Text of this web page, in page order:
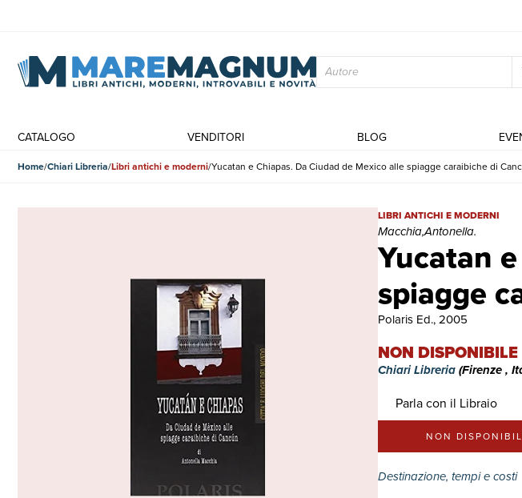
CATALOGO VENDITORI BLOG
Home Chiari Libreria Libri antichi e moderni Yucatan e Chiapas. Da Ciudad de Mexico alle spiagge caraibiche di
Yucatan
spiagge
Yucatan e Chiapas. Da
LIBRI ANTICHI E MODERNI
Macchia,Antonella.
Polaris Ed., 2005
NON DISPONIBILE
Chiari Libreria(Firenze ,
Parla con il Libraio
NON
Destinazione, tempi e costi